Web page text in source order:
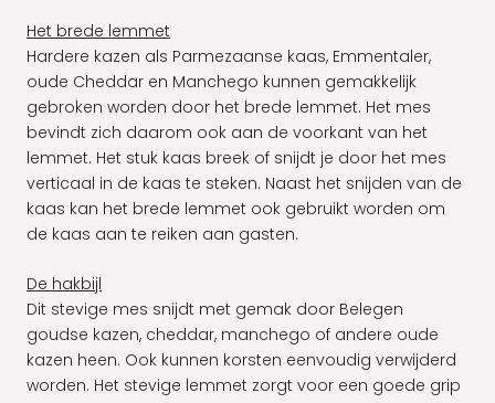
Het brede lemmet
Hardere kazen als Parmezaanse kaas, Emmentaler,
oude Cheddar en Manchego kunnen gemakkelijk
gebroken worden door het brede lemmet. Het mes
bevindt zich daarom ook aan de voorkant van het
lemmet. Het stuk kaas breek of snijdt je door het mes
verticaal in de kaas te steken. Naast het snijden van de
kaas kan het brede lemmet ook gebruikt worden om
de kaas aan te reiken aan gasten.
De hakbijl
Dit stevige mes snijdt met gemak door Belegen
goudse kazen, cheddar, manchego of andere oude
kazen heen. Ook kunnen korsten eenvoudig verwijderd
worden. Het stevige lemmet zorgt voor een goede grip